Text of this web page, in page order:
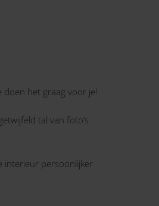
het graag voor je!
tal van foto’s
interieur persoonlijker